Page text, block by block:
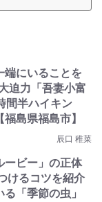
端にいることを
迫力「吾妻小富
間半ハイキン
島県福島市】
辰口 稚菜
ービー」の正体
けるコツを紹介
る「季節の虫」